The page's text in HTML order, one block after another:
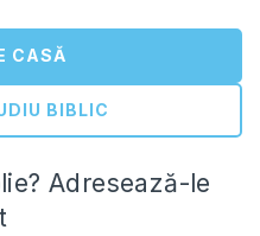
CASĂ
BIBLIC
Adresează-le